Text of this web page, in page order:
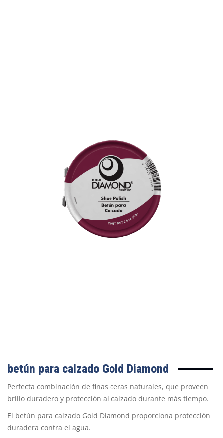
betún para calzado Gold Diamond
Perfecta combinación de finas ceras naturales, que proveen
brillo duradero y protección al calzado durante más tiempo.
El betún para calzado Gold Diamond proporciona protección
duradera contra el agua.